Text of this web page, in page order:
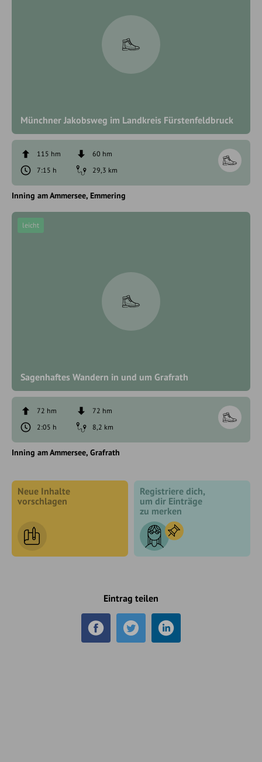
Münchner Jakobsweg im Landkreis Fürstenfeldbruck
115 hm
60 hm
7:15 h
29,3 km
Inning am Ammersee Emmering
Sagenhaftes Wandern in und um Grafrath
leicht
72 hm
72 hm
2:05 h
8,2 km
Inning am Ammersee Grafrath
Neue Inhalte
vorschlagen
Registriere dich,
um dir Einträge
zu merken
Eintrag teilen